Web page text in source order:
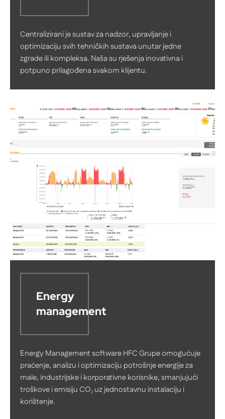
Centralizirani je sustav za nadzor, upravljanje i
optimizaciju svih tehničkih sustava unutar jedne
zgrade ili kompleksa. Naša su rješenja inovativna i
potpuno prilagođena svakom klijentu.
Energy
management
Energy Management software HFC Grupe omogućuje
praćenje, analizu i optimizaciju potrošnje energije za
male, industrijske i korporativne korisnike, smanjujući
troškove i emisiju CO₂ uz jednostavnu instalaciju i
korištenje.